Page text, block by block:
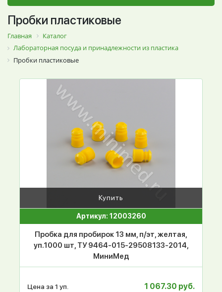
Пробки пластиковые
Главная
Каталог
Лабораторная посуда и принадлежности из пластика
Пробки пластиковые
Купить
Артикул: 12003260
Пробка для пробирок 13 мм, п/эт, желтая,
уп.1000 шт, ТУ 9464-015-29508133-2014,
МиниМед
Цена за 1 уп. 1 067.30 руб.